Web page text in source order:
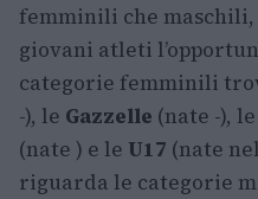
femminili che
giovani atleti
categorie femminili
-), le Gazzelle (nate -), le
(nate ) e le U17 (nate
riguarda le categorie